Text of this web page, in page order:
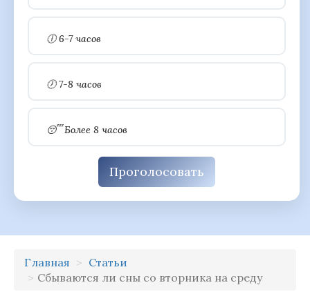
🕕 6-7 часов
🕖 7-8 часов
😴 Более 8 часов
Проголосовать
Главная
Статьи
Сбываются ли сны со вторника на среду